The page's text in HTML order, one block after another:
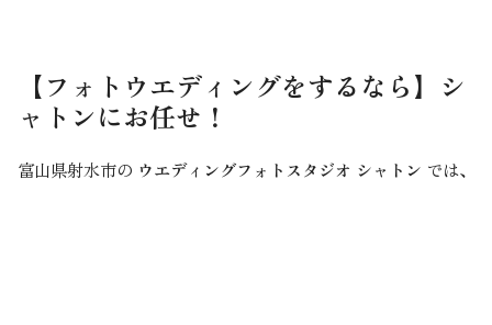
【フォトウエディングをするなら】シ
ャトンにお任せ！
富山県射水市の ウエディングフォトスタジオ シャトン では、